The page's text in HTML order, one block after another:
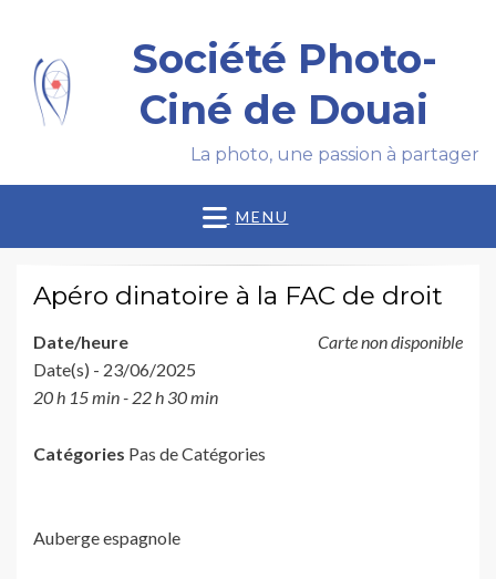
Société Photo-
Ciné de Douai
La photo, une passion à partager
MENU
Apéro dinatoire à la FAC de droit
Carte non disponible
Date/heure
Date(s) - 23/06/2025
20 h 15 min - 22 h 30 min
Catégories Pas de Catégories
Auberge espagnole